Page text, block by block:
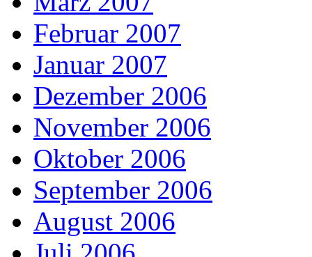
Februar 2007
Januar 2007
Dezember 2006
November 2006
Oktober 2006
September 2006
August 2006